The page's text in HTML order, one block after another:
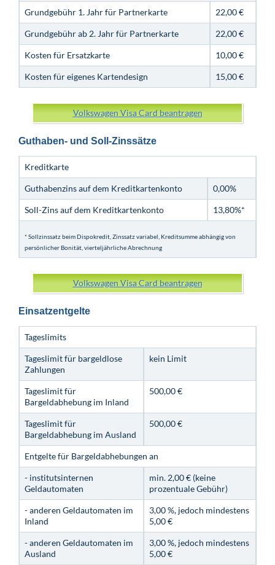
Grundgebühr 1. Jahr für Partnerkarte 22,00 €
Grundgebühr ab 2. Jahr für Partnerkarte 22,00 €
Kosten für Ersatzkarte 10,00 €
Kosten für eigenes Kartendesign 15,00 €
Volkswagen Visa Card beantragen
Guthaben- und Soll-Zinssätze
Kreditkarte
Guthabenzins auf dem Kreditkartenkonto 0,00%
Soll-Zins auf dem Kreditkartenkonto 13,80%*
* Sollzinssatz beim Dispokredit, Zinssatz variabel, Kreditsumme abhängig von
persönlicher Bonität, vierteljährliche Abrechnung
Volkswagen Visa Card beantragen
Einsatzentgelte
Tageslimits
Tageslimit für bargeldlose
Zahlungen
kein Limit
Tageslimit für
Bargeldabhebung im Inland
500,00 €
Tageslimit für
Bargeldabhebung im Ausland
500,00 €
Entgelte für Bargeldabhebungen an
- institutsinternen
Geldautomaten
min. 2,00 € (keine
prozentuale Gebühr)
- anderen Geldautomaten im
Inland
3,00 %, jedoch mindestens
5,00 €
- anderen Geldautomaten im
Ausland
3,00 %, jedoch mindestens
5,00 €